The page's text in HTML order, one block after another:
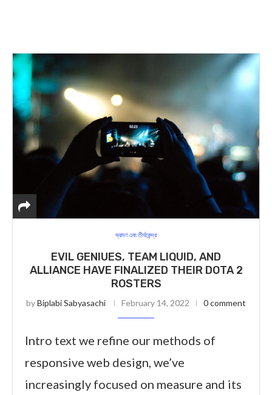
ভ্রমণ এবং তীর্থকেন্দ্র
EVIL GENIUES, TEAM LIQUID, AND
ALLIANCE HAVE FINALIZED THEIR DOTA 2
ROSTERS
byBiplabi Sabyasachi February 14, 2022 0 comment
Intro text we refine our methods of
responsive web design, we’ve
increasingly focused on measure and its